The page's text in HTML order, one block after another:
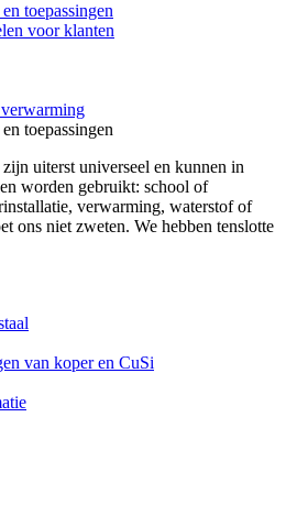
toepassingen
voor klanten
toepassingen
uiterst universeel en kunnen in
worden gebruikt: school of
verwarming, waterstof of
ons niet zweten. We hebben tenslotte
van koper en CuSi